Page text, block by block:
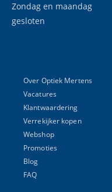
Zondag en maandag
gesloten
Over Optiek Mertens
Vacatures
Klantwaardering
Verrekijker kopen
Webshop
Promoties
Blog
FAQ